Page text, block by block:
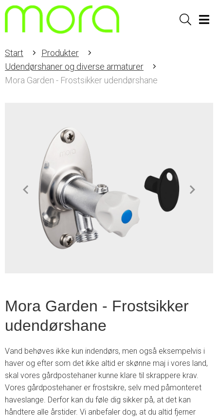
Sök
Start
Produkter
Udendørshaner og diverse armaturer
Mora Garden - Frostsikker udendørshane
Mora Garden - Frostsikker
udendørshane
Vand behøves ikke kun indendørs, men også eksempelvis i
haver og efter som det ikke altid er skønne maj i vores land,
skal vores gårdpostehaner kunne klare til skrappere krav.
Vores gårdpostehaner er frostsikre, selv med påmonteret
haveslange. Derfor kan du føle dig sikker på, at det kan
håndtere alle årstider. Vi anbefaler dog, at du altid fjerner